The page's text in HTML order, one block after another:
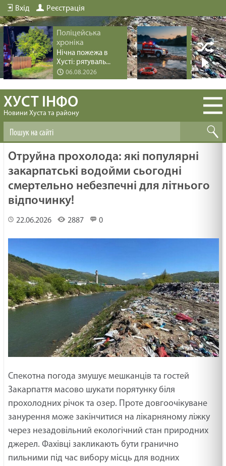
Вхід Реєстрація
Поліцейська
хроніка
Нічна пожежа в
Хусті: рятуваль...
06.08.2026
хроніка
Трагедія
купання
ХУСТ ІНФО
Новини Хуста та району
Отруйна прохолода: які популярні
закарпатські водойми сьогодні
смертельно небезпечні для літнього
відпочинку!
22.06.2026 2887 0
Спекотна погода змушує мешканців та гостей
Закарпаття масово шукати порятунку біля
прохолодних річок та озер. Проте довгоочікуване
занурення може закінчитися на лікарняному ліжку
через незадовільний екологічний стан природних
джерел. Фахівці закликають бути гранично
пильними під час вибору місць для водних